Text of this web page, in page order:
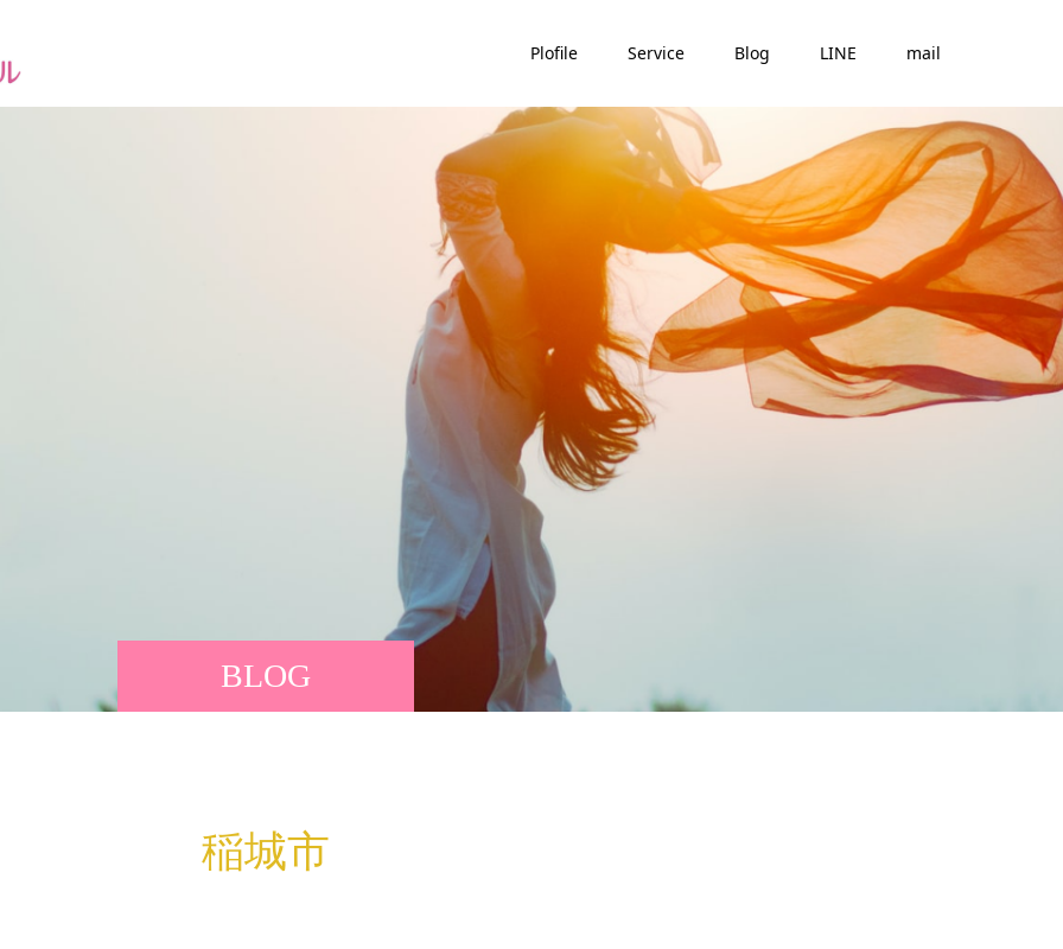
Plofile Service Blog LINE mail
BLOG
稲城市